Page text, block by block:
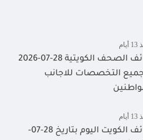
وظائف الصحف الكويتية 28-07-2026
التخصصات للاجانب
وظائف الكويت اليوم بتاريخ 28-07-